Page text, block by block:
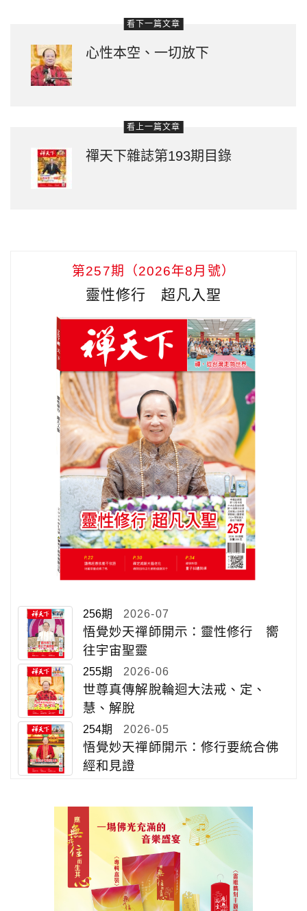
看下一篇文章
心性本空、一切放下
看上一篇文章
禪天下雜誌第193期目錄
第257期（2026年8月號）
靈性修行 超凡入聖
256期 2026-07
悟覺妙天禪師開示：靈性修行 嚮
往宇宙聖靈
255期 2026-06
世尊真傳解脫輪迴大法戒、定、
慧、解脫
254期 2026-05
悟覺妙天禪師開示：修行要統合佛
經和見證